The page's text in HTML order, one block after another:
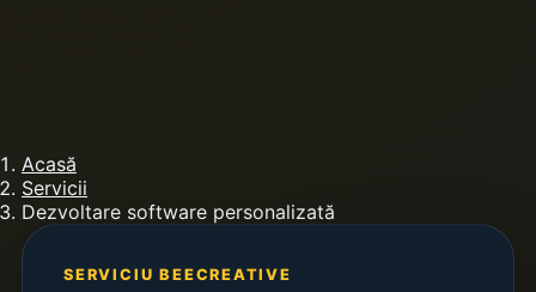
Acasă
Servicii
Dezvoltare software personalizată
SERVICIU BEECREATIVE